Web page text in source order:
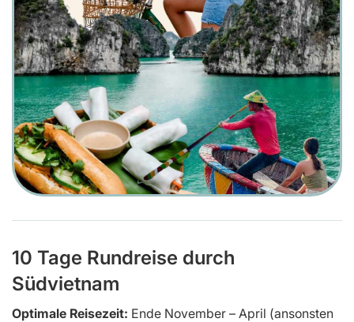
10 Tage Rundreise durch
Südvietnam
Optimale Reisezeit: Ende November – April (ansonsten